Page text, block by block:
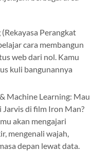
Perangkat
cara membangun
web dari nol. Kamu
kuli bangunannya
Machine Learning: Mau
di film Iron Man?
akan mengajari
mengenali wajah,
depan lewat data.